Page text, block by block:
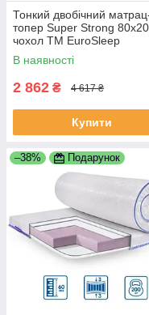
Тонкий двобічний
топер Super Strong
чохол ТМ EuroSleep
В наявності
2 862 ₴ 4 617 ₴
Купити
–38% Подарунок